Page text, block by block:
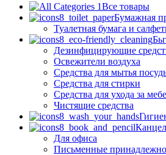
Все товары
Бумажная
Туалетная бумага и
Дезинфицирующие
Освежители воздуха
Средства для мытья
Средства для стирки
Средства для ухода за
Чистящие средства
Для офиса
Письменные